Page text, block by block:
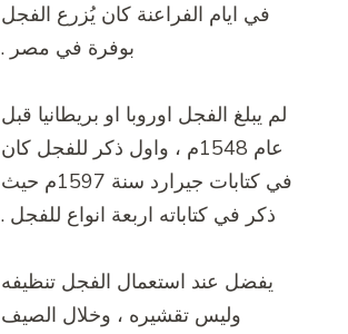
في ايام الفراعنة كان يُزرع الفجل
بوفرة في مصر .
لم يبلغ الفجل اوروبا او بريطانيا قبل
عام 1548م ، واول ذكر للفجل كان
في كتابات جيرارد سنة 1597م حيث
ذكر في كتاباته اربعة انواع للفجل .
يفضل عند استعمال الفجل تنظيفه
وليس تقشيره ، وخلال الصيف